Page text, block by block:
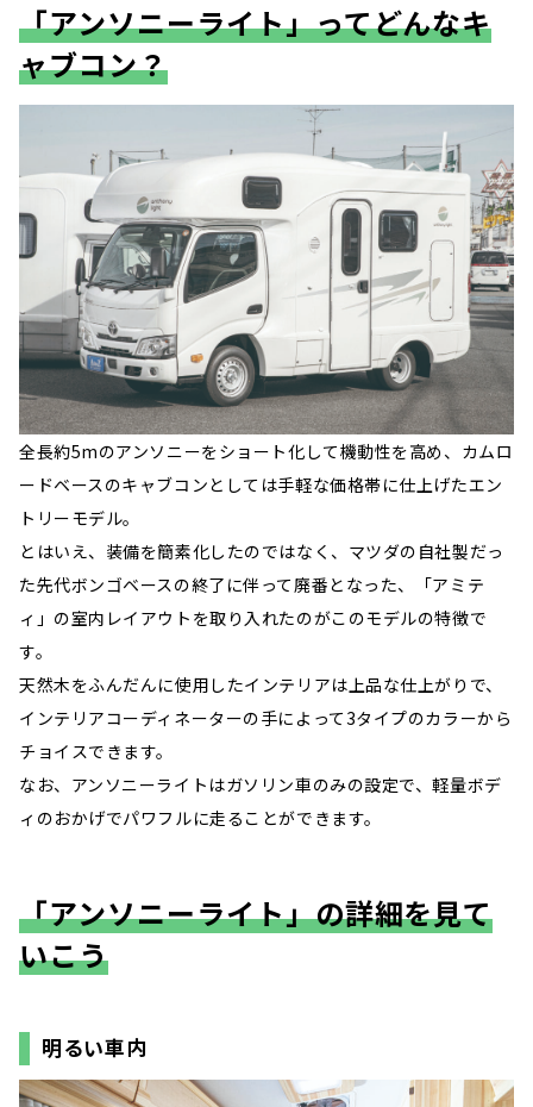
「アンソニーライト」ってどんなキ
ャブコン？
全長約5mのアンソニーをショート化して機動性を高め、カムロ
ードベースのキャブコンとしては手軽な価格帯に仕上げたエン
トリーモデル。
とはいえ、装備を簡素化したのではなく、マツダの自社製だっ
た先代ボンゴベースの終了に伴って廃番となった、「アミテ
ィ」の室内レイアウトを取り入れたのがこのモデルの特徴で
す。
天然木をふんだんに使用したインテリアは上品な仕上がりで、
インテリアコーディネーターの手によって3タイプのカラーから
チョイスできます。
なお、アンソニーライトはガソリン車のみの設定で、軽量ボデ
ィのおかげでパワフルに走ることができます。
「アンソニーライト」の詳細を見て
いこう
明るい車内